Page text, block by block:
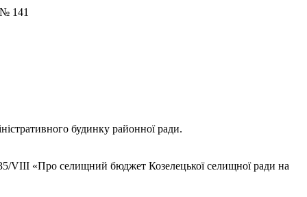
будинку районної ради.
VIII «Про селищний бюджет Козелецької селищної ради на